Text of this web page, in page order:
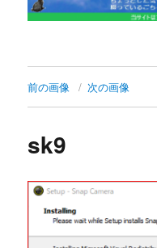
前の画像 次の画像
sk9